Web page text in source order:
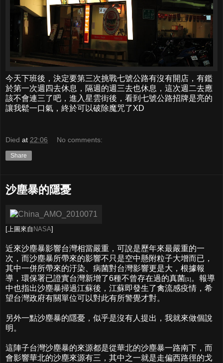
今天下班後，決定要第三次挑戰七號公路有沒有開店，有鑑
於第一次週四去休息，隔週的週三去也休息，這次週二去應
該不會連三了吧，進入星雲街後，看到七號公路招牌是亮的
讓我鬆一口氣，終於可以破除魔咒了XD
Died at 22:06 No comments:
Share
沙塵暴的隱憂
[上圖來自 NASA]
近來沙塵暴影響台灣相當嚴重，可說是歷年來最嚴重的一
次，而沙塵暴所帶來的影響不只是空中懸附粒子大增而已，
其中一併所帶來的汙染、病菌對台灣影響更是大，根據報
導，環保署已證實台灣新增了6種不曾存在過的真菌[1]。報導
中也指出沙塵暴掃過江蘇後，江蘇即發生了禽流感疫情，希
望台灣政府有關單位可以對此有所警覺才對。
另外一點沙塵暴的隱憂，似乎是沒有人提出，我就來做個說
明。
這陣子台灣沙塵暴的來源都是從華北的沙塵暴一路南下，而
會影響華北的沙塵來源有三，其中之一就是走偏西路徑的戈